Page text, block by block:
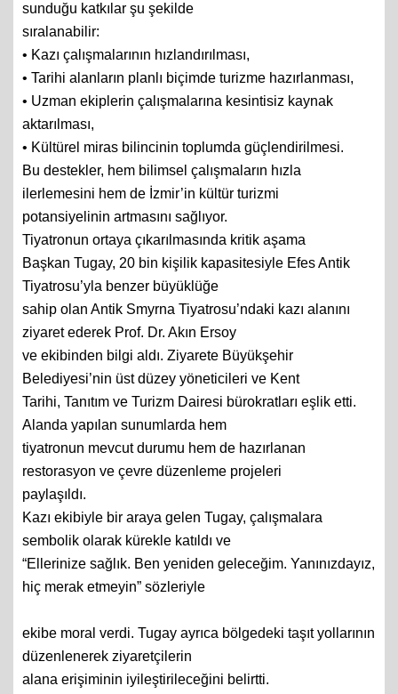
sunduğu katkılar şu şekilde
sıralanabilir:
• Kazı çalışmalarının hızlandırılması,
• Tarihi alanların planlı biçimde turizme hazırlanması,
• Uzman ekiplerin çalışmalarına kesintisiz kaynak
aktarılması,
• Kültürel miras bilincinin toplumda güçlendirilmesi.
Bu destekler, hem bilimsel çalışmaların hızla
ilerlemesini hem de İzmir’in kültür turizmi
potansiyelinin artmasını sağlıyor.
Tiyatronun ortaya çıkarılmasında kritik aşama
Başkan Tugay, 20 bin kişilik kapasitesiyle Efes Antik
Tiyatrosu’yla benzer büyüklüğe
sahip olan Antik Smyrna Tiyatrosu’ndaki kazı alanını
ziyaret ederek Prof. Dr. Akın Ersoy
ve ekibinden bilgi aldı. Ziyarete Büyükşehir
Belediyesi’nin üst düzey yöneticileri ve Kent
Tarihi, Tanıtım ve Turizm Dairesi bürokratları eşlik etti.
Alanda yapılan sunumlarda hem
tiyatronun mevcut durumu hem de hazırlanan
restorasyon ve çevre düzenleme projeleri
paylaşıldı.
Kazı ekibiyle bir araya gelen Tugay, çalışmalara
sembolik olarak kürekle katıldı ve
“Ellerinize sağlık. Ben yeniden geleceğim. Yanınızdayız,
hiç merak etmeyin” sözleriyle
ekibe moral verdi. Tugay ayrıca bölgedeki taşıt yollarının
düzenlenerek ziyaretçilerin
alana erişiminin iyileştirileceğini belirtti.